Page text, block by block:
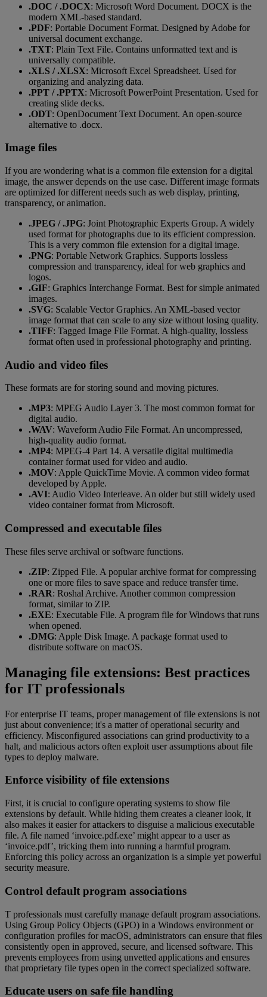
.DOC / .DOCX: Microsoft Word Document. DOCX is the
modern XML-based standard.
.PDF: Portable Document Format. Designed by Adobe for
universal document exchange.
.TXT: Plain Text File. Contains unformatted text and is
universally compatible.
.XLS / .XLSX: Microsoft Excel Spreadsheet. Used for
organizing and analyzing data.
.PPT / .PPTX: Microsoft PowerPoint Presentation. Used for
creating slide decks.
.ODT: OpenDocument Text Document. An open-source
alternative to .docx.
Image files
If you are wondering what is a common file extension for a digital
image, the answer depends on the use case. Different image formats
are optimized for different needs such as web display, printing,
transparency, or animation.
.JPEG / .JPG: Joint Photographic Experts Group. A widely
used format for photographs due to its efficient compression.
This is a very common file extension for a digital image.
.PNG: Portable Network Graphics. Supports lossless
compression and transparency, ideal for web graphics and
logos.
.GIF: Graphics Interchange Format. Best for simple animated
images.
.SVG: Scalable Vector Graphics. An XML-based vector
image format that can scale to any size without losing quality.
.TIFF: Tagged Image File Format. A high-quality, lossless
format often used in professional photography and printing.
Audio and video files
These formats are for storing sound and moving pictures.
.MP3: MPEG Audio Layer 3. The most common format for
digital audio.
.WAV: Waveform Audio File Format. An uncompressed,
high-quality audio format.
.MP4: MPEG-4 Part 14. A versatile digital multimedia
container format used for video and audio.
.MOV: Apple QuickTime Movie. A common video format
developed by Apple.
.AVI: Audio Video Interleave. An older but still widely used
video container format from Microsoft.
Compressed and executable files
These files serve archival or software functions.
.ZIP: Zipped File. A popular archive format for compressing
one or more files to save space and reduce transfer time.
.RAR: Roshal Archive. Another common compression
format, similar to ZIP.
.EXE: Executable File. A program file for Windows that runs
when opened.
.DMG: Apple Disk Image. A package format used to
distribute software on macOS.
Managing file extensions: Best practices
for IT professionals
For enterprise IT teams, proper management of file extensions is not
just about convenience; it's a matter of operational security and
efficiency. Misconfigured associations can grind productivity to a
halt, and malicious actors often exploit user assumptions about file
types to deploy malware.
Enforce visibility of file extensions
First, it is crucial to configure operating systems to show file
extensions by default. While hiding them creates a cleaner look, it
also makes it easier for attackers to disguise a malicious executable
file. A file named ‘invoice.pdf.exe’ might appear to a user as
‘invoice.pdf’, tricking them into running a harmful program.
Enforcing this policy across an organization is a simple yet powerful
security measure.
Control default program associations
T professionals must carefully manage default program associations.
Using Group Policy Objects (GPO) in a Windows environment or
configuration profiles for macOS, administrators can ensure that files
consistently open in approved, secure, and licensed software. This
prevents employees from using unvetted applications and ensures
that proprietary file types open in the correct specialized software.
Educate users on safe file handling